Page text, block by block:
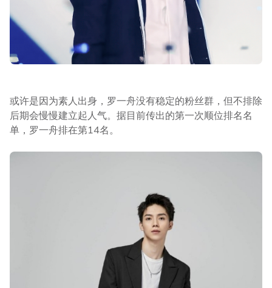
或许是因为素人出身，罗一舟没有稳定的粉丝群，但不排除
后期会慢慢建立起人气。据目前传出的第一次顺位排名名
单，罗一舟排在第14名。